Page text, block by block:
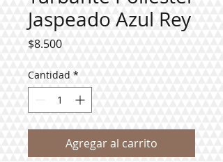
Jaspeado Azul Rey
$8.500Precio
Cantidad *
Agregar al carrito